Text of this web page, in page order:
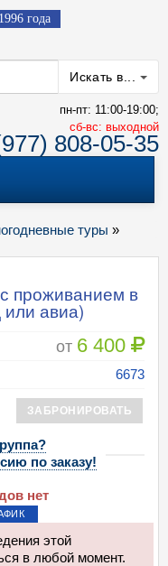
года
Искать в...
пн-пт: 11:00-19:00;
cб-вс: выходной
808-05-35
туры »
проживанием в
авиа)
от 6 400
6673
ЗАБРОНИРОВАТЬ
по заказу!
нет
этой
в любой момент.